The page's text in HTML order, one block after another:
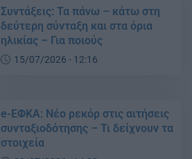
Συντάξεις: Τα πάνω – κάτω στη
δεύτερη σύνταξη και στα όρια
ηλικίας – Για ποιούς
15/07/2026 - 12:16
e-ΕΦΚΑ: Νέο ρεκόρ στις αιτήσεις
συνταξιοδότησης – Τι δείχνουν τα
στοιχεία